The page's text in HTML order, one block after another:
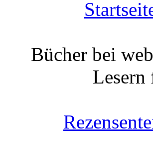
Bücher bei